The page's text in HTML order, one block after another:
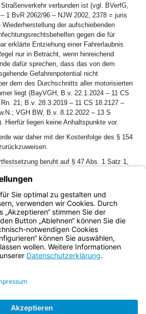
verbunden ist (vgl. BVerfG,
1 BvR 2062/96 – NJW 2002, 2378 = juris
Wiederherstellung der aufschiebenden
gegen die für
erklärte Entziehung einer Fahrerlaubnis
nur in Betracht, wenn hinreichend
dafür sprechen, dass das von dem
Gefahrenpotential nicht
dem des Durchschnitts aller motorisierten
liegt (BayVGH, B.v. 22.1.2024 – 11 CS
21; B.v. 28.3.2019 – 11 CS 18.2127 –
VGH BW, B.v. 8.12.2022 – 13 S
Hierfür liegen keine Anhaltspunkte vor.
war daher mit der Kostenfolge des § 154
beruht auf § 47 Abs. 1 Satz 1,
Nr. 1.5 Satz 1, Nr. 46.3 des
für die Verwaltungsgerichtsbarkeit 2013.
ist unanfechtbar (§ 152 Abs. 1 VwGO).